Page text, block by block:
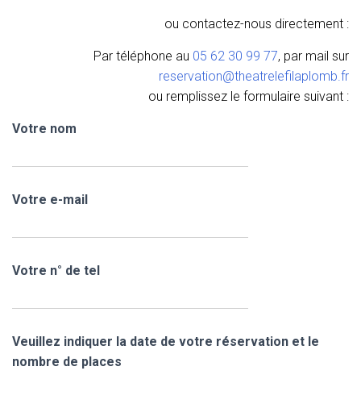
ou contactez-nous directement :
Par téléphone au 05 62 30 99 77, par mail sur
reservation@theatrelefilaplomb.fr
ou remplissez le formulaire suivant :
Votre nom
Votre e-mail
Votre n° de tel
Veuillez indiquer la date de votre réservation et le
nombre de places